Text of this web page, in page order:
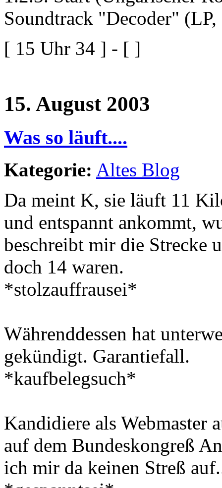
Soundtrack "Decoder" (LP,
[ 15 Uhr 34 ] - [ ]
15. August 2003
Was so läuft....
Kategorie: Altes Blog
Da meint K, sie läuft 11
und entspannt ankommt,
beschreibt mir die Strecke
doch 14 waren.
*stolzauffrausei*
Währenddessen hat
gekündigt. Garantiefall.
*kaufbelegsuch*
Kandidiere als Webmaster
auf dem Bundeskongreß
ich mir da keinen Streß